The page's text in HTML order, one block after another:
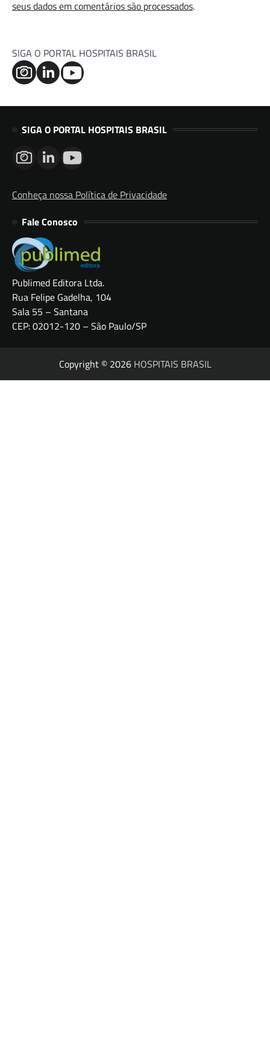
seus dados em comentários são processados.
SIGA O PORTAL HOSPITAIS BRASIL
SIGA O PORTAL HOSPITAIS BRASIL
Conheça nossa Política de Privacidade
Fale Conosco
Publimed Editora Ltda.
Rua Felipe Gadelha, 104
Sala 55 – Santana
CEP: 02012-120 – São Paulo/SP
Copyright © 2026 HOSPITAIS BRASIL